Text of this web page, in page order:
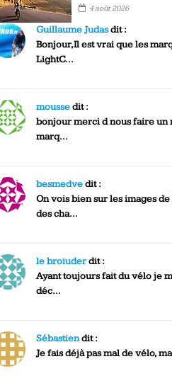
4 août 2026
Guillaume Judasdit :
Bonjour,Il est vrai que les
LightC...
moussedit :
bonjour merci d nous faire un
marq...
besmedvedit :
On vois bien sur les images
des cha...
le broiuderdit :
Ayant toujours fait du vélo je
déc...
Sébastiendit :
Je fais déjà pas mal de vélo,